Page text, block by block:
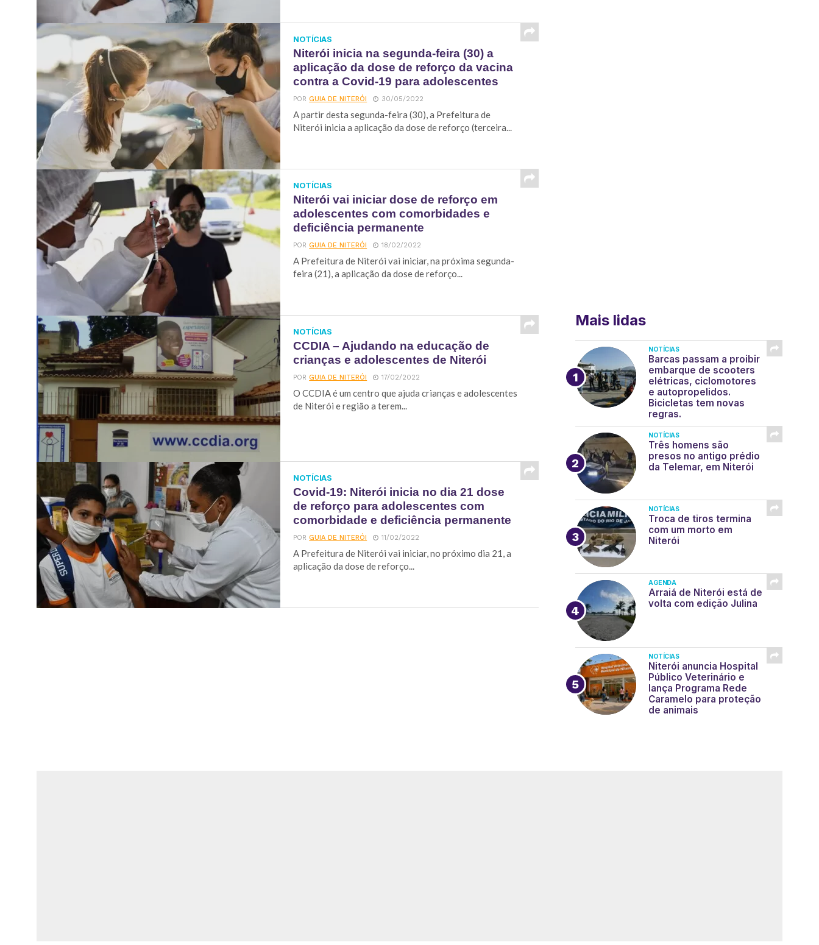
NOTÍCIAS
Niterói inicia na segunda-feira (30) a
aplicação da dose de reforço da vacina
contra a Covid-19 para adolescentes
PORGUIA DE NITERÓI 30/05/2022
A partir desta segunda-feira (30), a Prefeitura de
Niterói inicia a aplicação da dose de reforço (terceira...
NOTÍCIAS
Niterói vai iniciar dose de reforço em
adolescentes com comorbidades e
deficiência permanente
PORGUIA DE NITERÓI 18/02/2022
A Prefeitura de Niterói vai iniciar, na próxima segunda-
feira (21), a aplicação da dose de reforço...
NOTÍCIAS
CCDIA – Ajudando na educação de
crianças e adolescentes de Niterói
PORGUIA DE NITERÓI 17/02/2022
O CCDIA é um centro que ajuda crianças e adolescentes
de Niterói e região a terem...
NOTÍCIAS
Covid-19: Niterói inicia no dia 21 dose
de reforço para adolescentes com
comorbidade e deficiência permanente
PORGUIA DE NITERÓI 11/02/2022
A Prefeitura de Niterói vai iniciar, no próximo dia 21, a
aplicação da dose de reforço...
Mais lidas
NOTÍCIAS
Barcas passam a proibir
embarque de scooters
elétricas, ciclomotores
e autopropelidos.
Bicicletas tem novas
regras.
NOTÍCIAS
Três homens são
presos no antigo prédio
da Telemar, em Niterói
NOTÍCIAS
Troca de tiros termina
com um morto em
Niterói
AGENDA
Arraiá de Niterói está de
volta com edição Julina
NOTÍCIAS
Niterói anuncia Hospital
Público Veterinário e
lança Programa Rede
Caramelo para proteção
de animais